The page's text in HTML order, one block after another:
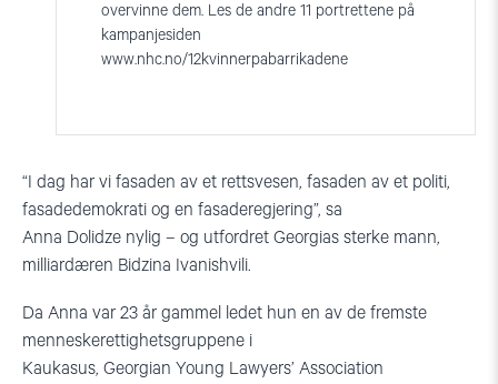
overvinne dem. Les de andre 11 portrettene på
kampanjesiden
www.nhc.no/12kvinnerpabarrikadene
“I dag har vi fasaden av et rettsvesen, fasaden av et politi,
fasadedemokrati og en fasaderegjering”, sa
Anna Dolidze nylig – og utfordret Georgias sterke mann,
milliardæren Bidzina Ivanishvili.
Da Anna var 23 år gammel ledet hun en av de fremste
menneskerettighetsgruppene i
Kaukasus, Georgian Young Lawyers’ Association